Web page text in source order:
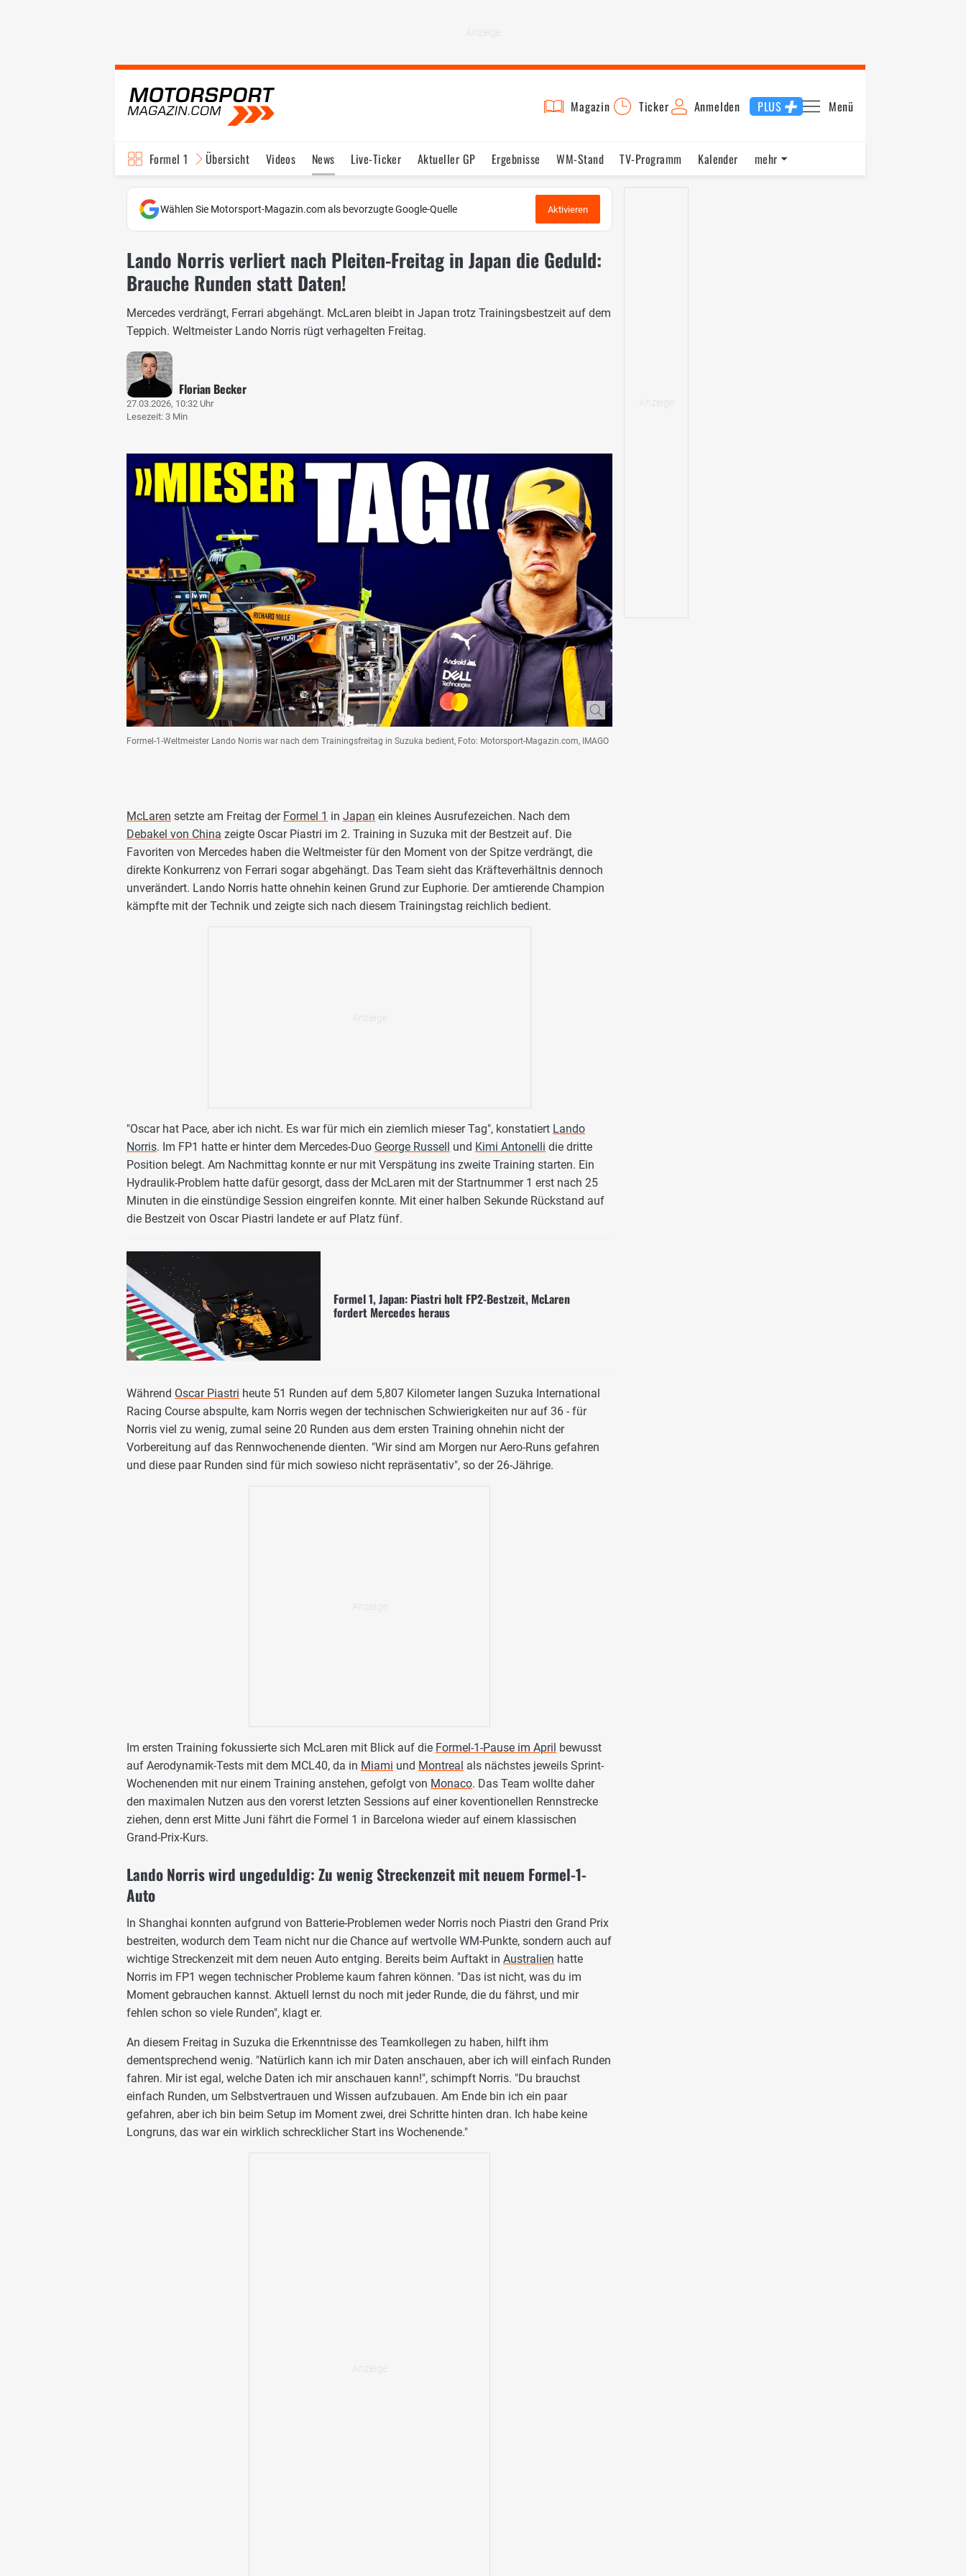
Magazin Ticker Anmelden PLUS Menü
Formel 1 Übersicht Videos News Live-Ticker Aktueller GP Ergebnisse WM-Stand TV-Programm
Kalender
Fahrer & Teams
Bilder Termine Statistik Testfahrten Reglement Lexikon
mehr
Wählen Sie Motorsport-Magazin.com als bevorzugte Google-Quelle Aktivieren
Lando Norris verliert nach Pleiten-Freitag in Japan die Geduld:
Brauche Runden statt Daten!
Mercedes verdrängt, Ferrari abgehängt. McLaren bleibt in Japan trotz Trainingsbestzeit auf dem
Teppich. Weltmeister Lando Norris rügt verhagelten Freitag.
Florian Becker
27.03.2026, 10:32 Uhr
Lesezeit: 3 Min
Formel-1-Weltmeister Lando Norris war nach dem Trainingsfreitag in Suzuka bedient, Foto: Motorsport-Magazin.com, IMAGO
McLaren setzte am Freitag der Formel 1 in Japan ein kleines Ausrufezeichen. Nach dem
Debakel von China zeigte Oscar Piastri im 2. Training in Suzuka mit der Bestzeit auf. Die
Favoriten von Mercedes haben die Weltmeister für den Moment von der Spitze verdrängt, die
direkte Konkurrenz von Ferrari sogar abgehängt. Das Team sieht das Kräfteverhältnis dennoch
unverändert. Lando Norris hatte ohnehin keinen Grund zur Euphorie. Der amtierende Champion
kämpfte mit der Technik und zeigte sich nach diesem Trainingstag reichlich bedient.
"Oscar hat Pace, aber ich nicht. Es war für mich ein ziemlich mieser Tag", konstatiert Lando
Norris. Im FP1 hatte er hinter dem Mercedes-Duo George Russell und Kimi Antonelli die dritte
Position belegt. Am Nachmittag konnte er nur mit Verspätung ins zweite Training starten. Ein
Hydraulik-Problem hatte dafür gesorgt, dass der McLaren mit der Startnummer 1 erst nach 25
Minuten in die einstündige Session eingreifen konnte. Mit einer halben Sekunde Rückstand auf
die Bestzeit von Oscar Piastri landete er auf Platz fünf.
Formel 1, Japan: Piastri holt FP2-Bestzeit, McLaren
fordert Mercedes heraus
Während Oscar Piastri heute 51 Runden auf dem 5,807 Kilometer langen Suzuka International
Racing Course abspulte, kam Norris wegen der technischen Schwierigkeiten nur auf 36 - für
Norris viel zu wenig, zumal seine 20 Runden aus dem ersten Training ohnehin nicht der
Vorbereitung auf das Rennwochenende dienten. "Wir sind am Morgen nur Aero-Runs gefahren
und diese paar Runden sind für mich sowieso nicht repräsentativ", so der 26-Jährige.
Im ersten Training fokussierte sich McLaren mit Blick auf die Formel-1-Pause im April bewusst
auf Aerodynamik-Tests mit dem MCL40, da in Miami und Montreal als nächstes jeweils Sprint-
Wochenenden mit nur einem Training anstehen, gefolgt von Monaco. Das Team wollte daher
den maximalen Nutzen aus den vorerst letzten Sessions auf einer koventionellen Rennstrecke
ziehen, denn erst Mitte Juni fährt die Formel 1 in Barcelona wieder auf einem klassischen
Grand-Prix-Kurs.
Lando Norris wird ungeduldig: Zu wenig Streckenzeit mit neuem Formel-1-
Auto
In Shanghai konnten aufgrund von Batterie-Problemen weder Norris noch Piastri den Grand Prix
bestreiten, wodurch dem Team nicht nur die Chance auf wertvolle WM-Punkte, sondern auch auf
wichtige Streckenzeit mit dem neuen Auto entging. Bereits beim Auftakt in Australien hatte
Norris im FP1 wegen technischer Probleme kaum fahren können. "Das ist nicht, was du im
Moment gebrauchen kannst. Aktuell lernst du noch mit jeder Runde, die du fährst, und mir
fehlen schon so viele Runden", klagt er.
An diesem Freitag in Suzuka die Erkenntnisse des Teamkollegen zu haben, hilft ihm
dementsprechend wenig. "Natürlich kann ich mir Daten anschauen, aber ich will einfach Runden
fahren. Mir ist egal, welche Daten ich mir anschauen kann!", schimpft Norris. "Du brauchst
einfach Runden, um Selbstvertrauen und Wissen aufzubauen. Am Ende bin ich ein paar
gefahren, aber ich bin beim Setup im Moment zwei, drei Schritte hinten dran. Ich habe keine
Longruns, das war ein wirklich schrecklicher Start ins Wochenende."